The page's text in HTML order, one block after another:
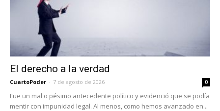
El derecho a la verdad
CuartoPoder - 7 de agosto de 2026 0
Fue un mal o pésimo antecedente político y evidenció que se podía
mentir con impunidad legal. Al menos, como hemos avanzado en...